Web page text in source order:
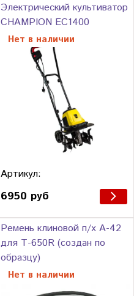
Электрический культиватор
CHAMPION EC1400
Нет в наличии
Артикул:
6950 руб
Ремень клиновой п/х А-42
для Т-650R (создан по
образцу)
Нет в наличии